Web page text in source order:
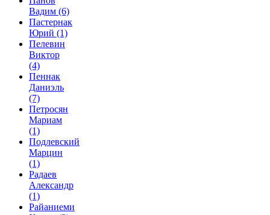
Вадим (6)
Пастернак
Юрий (1)
Пелевин
Виктор
(4)
Пеннак
Даниэль
(7)
Петросян
Мариам
(1)
Подлевский
Марцин
(1)
Радаев
Александр
(1)
Райаниеми